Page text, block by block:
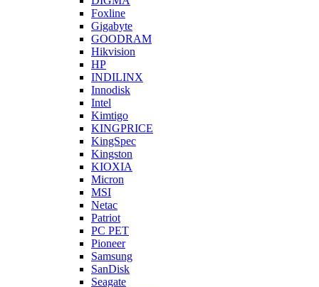
Foxline
Gigabyte
GOODRAM
Hikvision
HP
INDILINX
Innodisk
Intel
Kimtigo
KINGPRICE
KingSpec
Kingston
KIOXIA
Micron
MSI
Netac
Patriot
PC PET
Pioneer
Samsung
SanDisk
Seagate